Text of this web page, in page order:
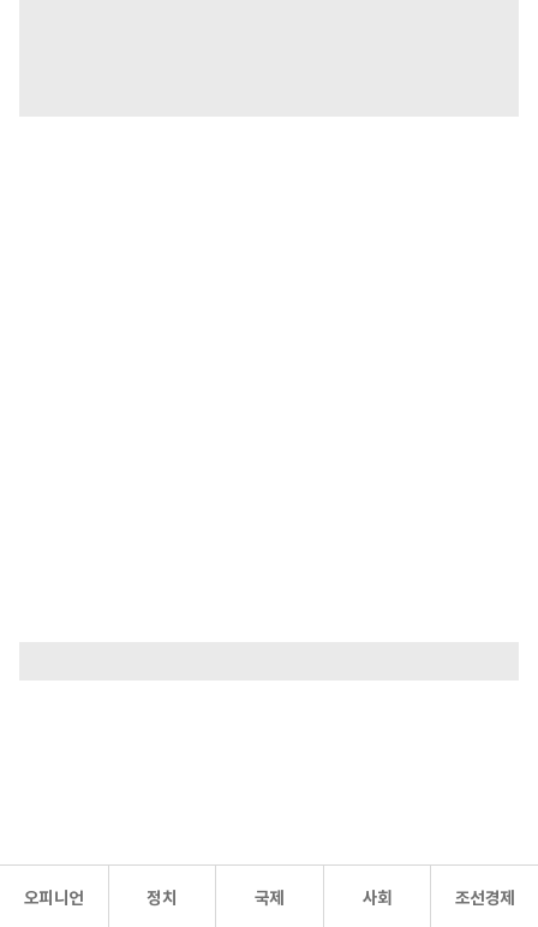
오피니언 정치 국제 사회 조선경제